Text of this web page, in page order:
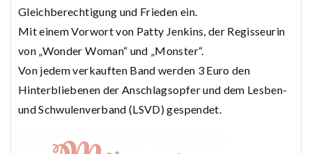
Gleichberechtigung und Frieden ein.
Mit einem Vorwort von Patty Jenkins, der Regisseurin
von „Wonder Woman“ und „Monster“.
Von jedem verkauften Band werden 3 Euro den
Hinterbliebenen der Anschlagsopfer und dem Lesben-
und Schwulenverband (LSVD) gespendet.